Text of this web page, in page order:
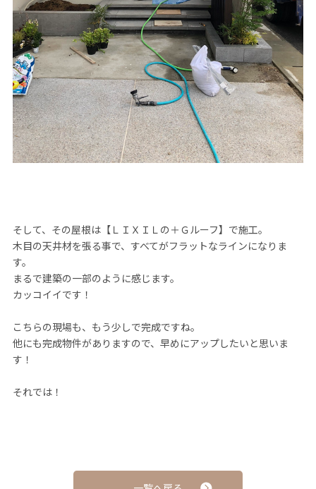
そして、その屋根は【ＬＩＸＩＬの＋Ｇルーフ】で施工。
木目の天井材を張る事で、すべてがフラットなラインになりま
す。
まるで建築の一部のように感じます。
カッコイイです！
こちらの現場も、もう少しで完成ですね。
他にも完成物件がありますので、早めにアップしたいと思いま
す！
それでは！